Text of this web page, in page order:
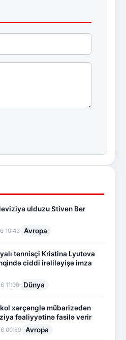
ulduzu Stiven Ber
10:43 Avropa
tennisçi Kristina Lyutova
ciddi irəliləyişə imza
11:06 Dünya
xərçənglə mübarizədən
fəaliyyətinə fasilə verir
00:59 Avropa